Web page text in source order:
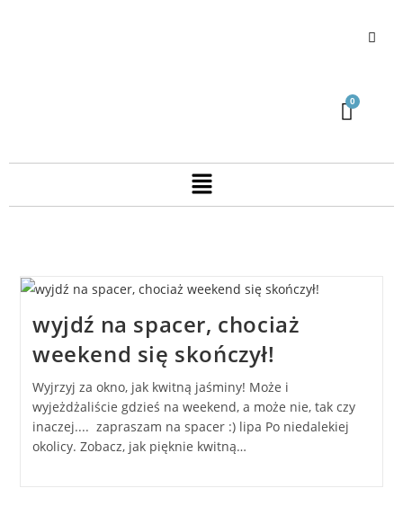
wyjdź na spacer, chociaż
weekend się skończył!
Wyjrzyj za okno, jak kwitną jaśminy! Może i
wyjeżdżaliście gdzieś na weekend, a może nie, tak czy
inaczej.... zapraszam na spacer :) lipa Po niedalekiej
okolicy. Zobacz, jak pięknie kwitną…